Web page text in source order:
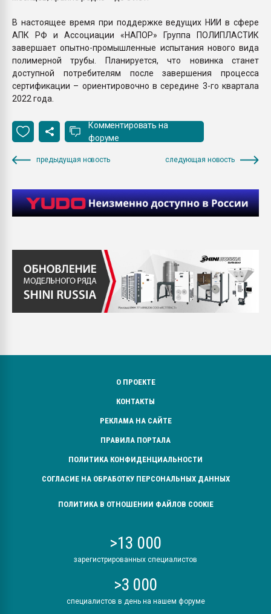
В настоящее время при поддержке ведущих НИИ в сфере
АПК РФ и Ассоциации «НАПОР» Группа ПОЛИПЛАСТИК
завершает опытно-промышленные испытания нового вида
полимерной трубы. Планируется, что новинка станет
доступной потребителям после завершения процесса
сертификации – ориентировочно в середине 3-го квартала
2022 года.
Комментировать на
форуме
предыдущая новость следующая новость
О ПРОЕКТЕ
КОНТАКТЫ
РЕКЛАМА НА САЙТЕ
ПРАВИЛА ПОРТАЛА
ПОЛИТИКА КОНФИДЕНЦИАЛЬНОСТИ
СОГЛАСИЕ НА ОБРАБОТКУ ПЕРСОНАЛЬНЫХ ДАННЫХ
ПОЛИТИКА В ОТНОШЕНИИ ФАЙЛОВ COOKIE
>13 000
зарегистрированных специалистов
>3 000
специалистов в день на нашем форуме